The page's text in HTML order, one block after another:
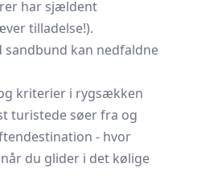
har sjældent
tilladelse!).
sandbund kan nedfaldne
kriterier i rygsækken
turistede søer fra og
- hvor
du glider i det kølige